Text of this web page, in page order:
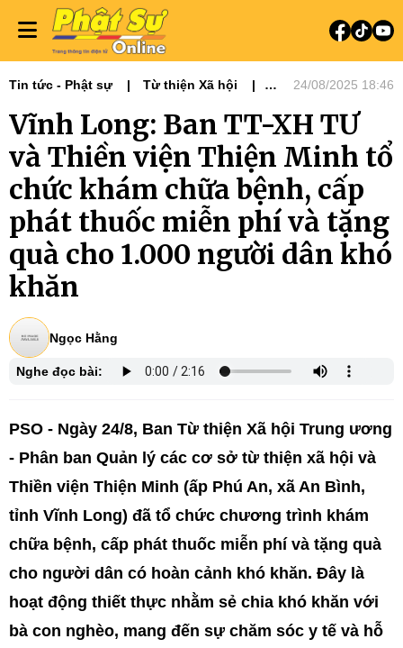
Tin tức - Phật sự
Từ thiện Xã hội
Tin Tức Hoạt Động
Từ Thiện Xã Hội
24/08/2025 18:46
Vĩnh Long: Ban TT-XH TƯ
và Thiền viện Thiện Minh tổ
chức khám chữa bệnh, cấp
phát thuốc miễn phí và tặng
quà cho 1.000 người dân khó
khăn
Ngọc Hằng
Nghe đọc bài:
PSO - Ngày 24/8, Ban Từ thiện Xã hội Trung ương
- Phân ban Quản lý các cơ sở từ thiện xã hội và
Thiền viện Thiện Minh (ấp Phú An, xã An Bình,
tỉnh Vĩnh Long) đã tổ chức chương trình khám
chữa bệnh, cấp phát thuốc miễn phí và tặng quà
cho người dân có hoàn cảnh khó khăn. Đây là
hoạt động thiết thực nhằm sẻ chia khó khăn với
bà con nghèo, mang đến sự chăm sóc y tế và hỗ